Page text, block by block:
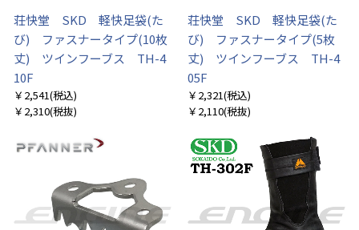
荘快堂 SKD 軽快足袋(た
び) ファスナータイプ(10枚
丈) ツインフーブス TH-4
10F
￥2,541(税込)
￥2,310(税抜)
荘快堂 SKD 軽快足袋(た
び) ファスナータイプ(5枚
丈) ツインフーブス TH-4
05F
￥2,321(税込)
￥2,110(税抜)